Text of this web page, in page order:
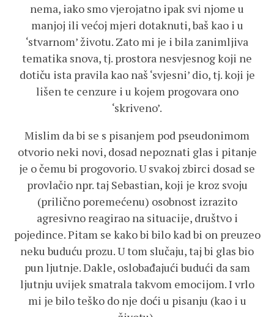
nema, iako smo vjerojatno ipak svi njome u
manjoj ili većoj mjeri dotaknuti, baš kao i u
‘stvarnom’ životu. Zato mi je i bila zanimljiva
tematika snova, tj. prostora nesvjesnog koji ne
dotiču ista pravila kao naš ‘svjesni’ dio, tj. koji je
lišen te cenzure i u kojem progovara ono
‘skriveno’.
Mislim da bi se s pisanjem pod pseudonimom
otvorio neki novi, dosad nepoznati glas i pitanje
je o čemu bi progovorio. U svakoj zbirci dosad se
provlačio npr. taj Sebastian, koji je kroz svoju
(prilično poremećenu) osobnost izrazito
agresivno reagirao na situacije, društvo i
pojedince. Pitam se kako bi bilo kad bi on preuzeo
neku buduću prozu. U tom slučaju, taj bi glas bio
pun ljutnje. Dakle, oslobađajući budući da sam
ljutnju uvijek smatrala takvom emocijom. I vrlo
mi je bilo teško do nje doći u pisanju (kao i u